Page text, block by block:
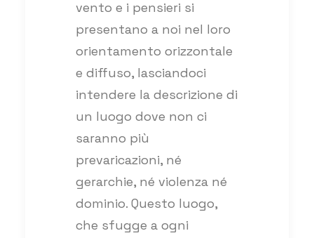
vento e i pensieri si
presentano a noi nel loro
orientamento orizzontale
e diffuso, lasciandoci
intendere la descrizione di
un luogo dove non ci
saranno più
prevaricazioni, né
gerarchie, né violenza né
dominio. Questo luogo,
che sfugge a ogni